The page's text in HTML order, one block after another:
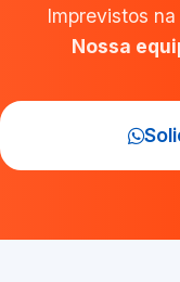
Imprevistos
Nossa